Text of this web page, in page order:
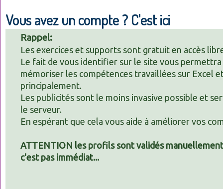
Vous avez un compte ? C'est ici
Rappel:
Les exercices et supports sont gratuit en accès
Le fait de vous identifier sur le site vous permettra
mémoriser les compétences travaillées sur Excel
principalement.
Les publicités sont le moins invasive possible et
le serveur.
En espérant que cela vous aide à améliorer vos
ATTENTION les profils sont validés
c'est pas immédiat...